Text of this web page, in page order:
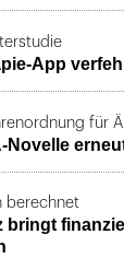
App
für
Novelle
berechnet
bringt